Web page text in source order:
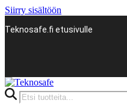
Siirry sisältöön
Teknosafe.fi etusivulle
Products
search